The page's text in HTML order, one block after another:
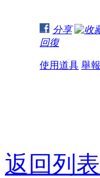
分享
回復
使用道具 舉報
返回列表